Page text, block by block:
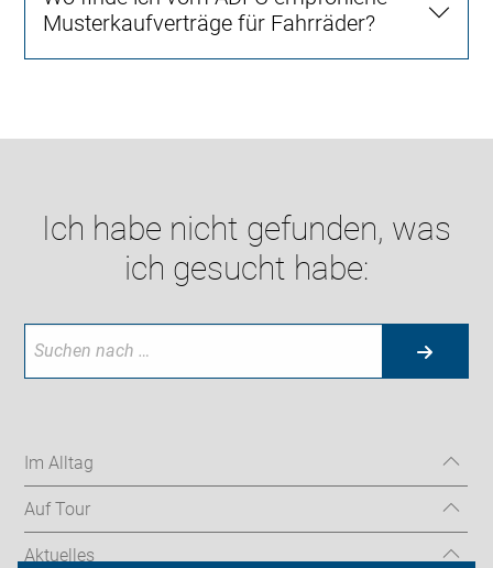
Musterkaufverträge für Fahrräder?
Ich habe nicht gefunden, was
ich gesucht habe:
Im Alltag
Auf Tour
Aktuelles